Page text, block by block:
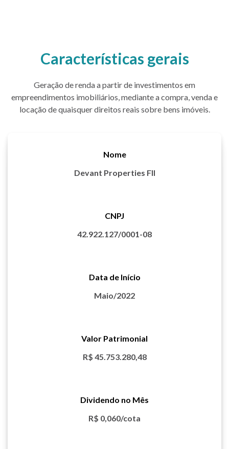
Características gerais
Geração de renda a partir de investimentos em
empreendimentos imobiliários, mediante a compra, venda e
locação de quaisquer direitos reais sobre bens imóveis.
Nome
Devant Properties FII
CNPJ
42.922.127/0001-08
Data de Início
Maio/2022
Valor Patrimonial
R$ 45.753.280,48
Dividendo no Mês
R$ 0,060/cota